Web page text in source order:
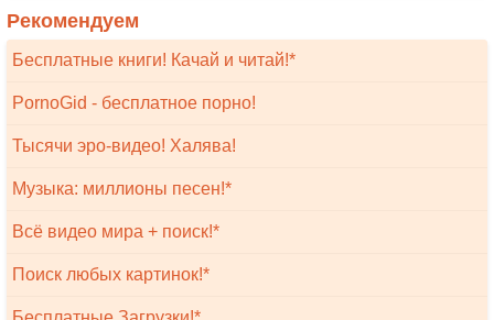
Рекомендуем
Бесплатные книги! Качай и читай!*
PornoGid - бесплатное порно!
Тысячи эро-видео! Халява!
Музыка: миллионы песен!*
Всё видео мира + поиск!*
Поиск любых картинок!*